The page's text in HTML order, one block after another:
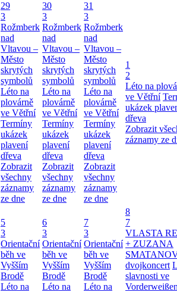
29
3
Rožmberk
nad
Vltavou –
Město
skrytých
symbolů
Léto na
plovárně
ve Větřní
Termíny
ukázek
plavení
dřeva
Zobrazit
všechny
záznamy
ze dne
30
3
Rožmberk
nad
Vltavou –
Město
skrytých
symbolů
Léto na
plovárně
ve Větřní
Termíny
ukázek
plavení
dřeva
Zobrazit
všechny
záznamy
ze dne
31
3
Rožmberk
nad
Vltavou –
Město
skrytých
symbolů
Léto na
plovárně
ve Větřní
Termíny
ukázek
plavení
dřeva
Zobrazit
všechny
záznamy
ze dne
1
2
Léto na
ve Větřní
ukázek
dřeva
Zobrazit
záznamy ze
5
3
Orientační
běh ve
Vyšším
Brodě
Léto na
6
3
Orientační
běh ve
Vyšším
Brodě
Léto na
7
3
Orientační
běh ve
Vyšším
Brodě
Léto na
8
7
VLASTA
+ ZUZANA
dvojkoncert
slavnosti ve